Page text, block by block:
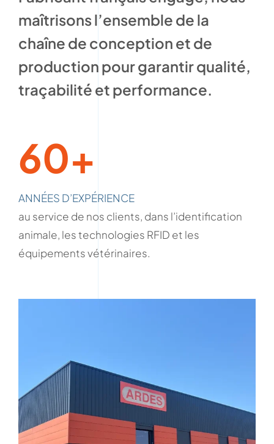
maîtrisons l’ensemble de la
chaîne de conception et de
production pour garantir qualité,
traçabilité et performance.
60+
ANNÉES D’EXPÉRIENCE
au service de nos clients, dans l’identification
animale, les technologies RFID et les
équipements vétérinaires.